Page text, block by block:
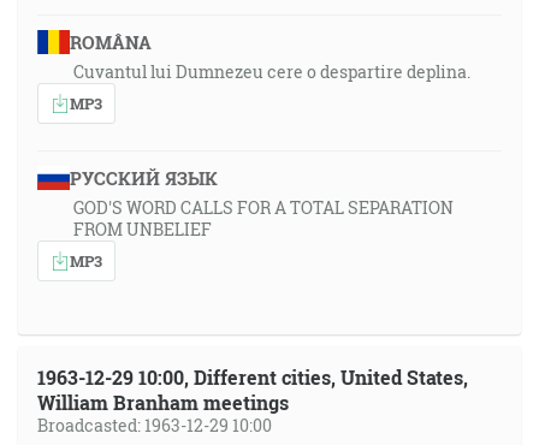
ROMÂNA
Cuvantul lui Dumnezeu cere o despartire deplina.
MP3
РУССКИЙ ЯЗЫК
GOD'S WORD CALLS FOR A TOTAL SEPARATION
FROM UNBELIEF
MP3
1963-12-29 10:00, Different cities, United States,
William Branham meetings
Broadcasted: 1963-12-29 10:00